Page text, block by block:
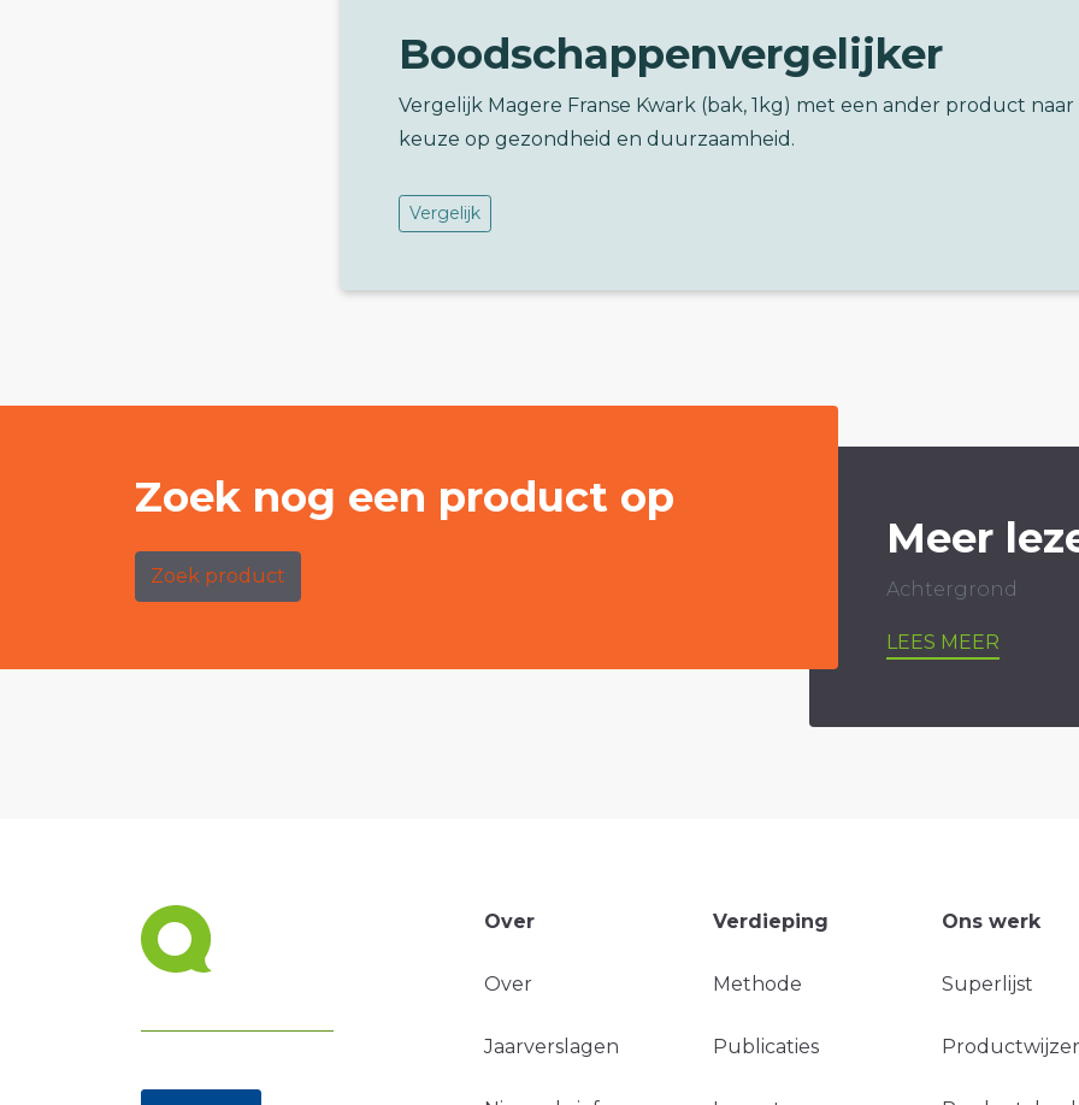
Boodschappenvergelijker
Vergelijk Magere Franse Kwark (bak, 1kg) met een ander product naar
keuze op gezondheid en duurzaamheid.
Vergelijk
Zoek nog een product op
Zoek product
Meer
Achtergrond
LEES MEER
Over
Over
Jaarverslagen
Verdieping
Methode
Publicaties
Ons werk
Superlijst